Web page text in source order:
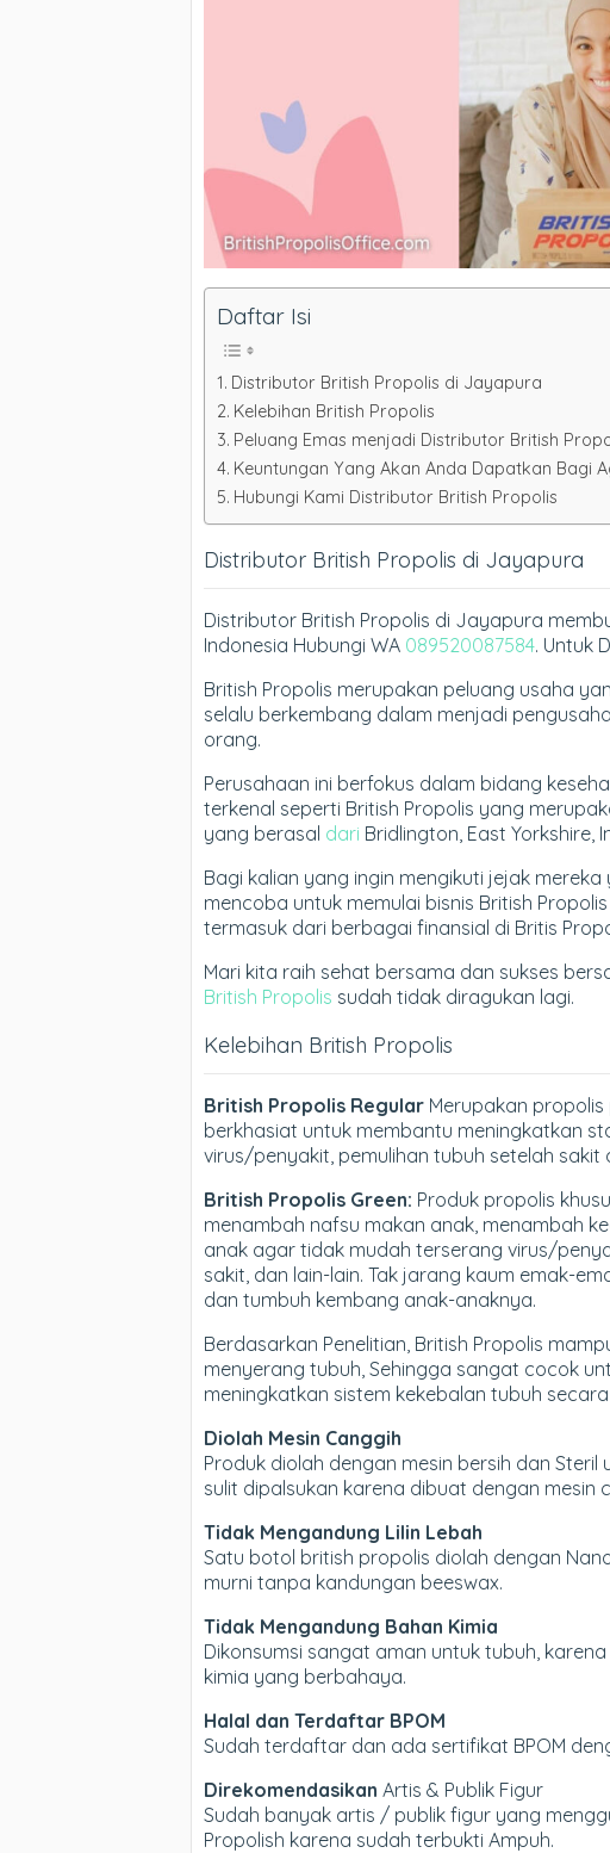
Daftar Isi
Distributor British Propolis di Jayapura
Kelebihan British Propolis
Peluang Emas menjadi Distributor British
Keuntungan Yang Akan Anda Dapatkan Bagi
Hubungi Kami Distributor British Propolis
Distributor British Propolis di Jayapura
Distributor British Propolis di Jayapura
Indonesia Hubungi WA 089520087584. Untuk
British Propolis merupakan peluang usaha
selalu berkembang dalam menjadi
orang.
Perusahaan ini berfokus dalam bidang
terkenal seperti British Propolis yang
yang berasal dari Bridlington, East Yorkshire,
Bagi kalian yang ingin mengikuti jejak
mencoba untuk memulai bisnis British
termasuk dari berbagai finansial di Britis
Mari kita raih sehat bersama dan sukses
British Propolis sudah tidak diragukan lagi.
Kelebihan British Propolis
British Propolis Regular Merupakan
berkhasiat untuk membantu meningkatkan
virus/penyakit, pemulihan tubuh setelah sakit
British Propolis Green: Produk propolis
menambah nafsu makan anak, menambah
anak agar tidak mudah terserang virus/
sakit, dan lain-lain. Tak jarang kaum emak-
dan tumbuh kembang anak-anaknya.
Berdasarkan Penelitian, British Propolis
menyerang tubuh, Sehingga sangat cocok
meningkatkan sistem kekebalan tubuh
Diolah Mesin Canggih
Produk diolah dengan mesin bersih dan
sulit dipalsukan karena dibuat dengan mesin
Tidak Mengandung Lilin Lebah
Satu botol british propolis diolah dengan
murni tanpa kandungan beeswax.
Tidak Mengandung Bahan Kimia
Dikonsumsi sangat aman untuk tubuh,
kimia yang berbahaya.
Halal dan Terdaftar BPOM
Sudah terdaftar dan ada sertifikat BPOM
Direkomendasikan Artis & Publik Figur
Sudah banyak artis / publik figur yang
Propolish karena sudah terbukti Ampuh.